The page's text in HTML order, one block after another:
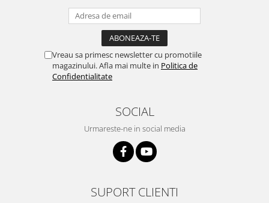
Vreau sa primesc newsletter cu promotiile
magazinului. Afla mai multe in Politica de
Confidentialitate
SOCIAL
Urmareste-ne in social media
SUPORT CLIENTI